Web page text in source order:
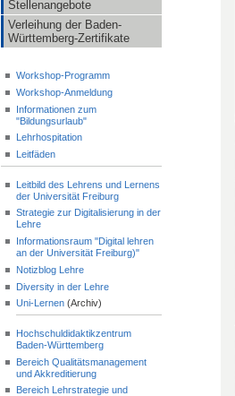
Stellenangebote
Verleihung der Baden-
Württemberg-Zertifikate
Workshop-Programm
Workshop-Anmeldung
Informationen zum
"Bildungsurlaub"
Lehrhospitation
Leitfäden
Leitbild des Lehrens und Lernens
der Universität Freiburg
Strategie zur Digitalisierung in der
Lehre
Informationsraum "Digital lehren
an der Universität Freiburg)"
Notizblog Lehre
Diversity in der Lehre
Uni-Lernen(Archiv)
Hochschuldidaktikzentrum
Baden-Württemberg
Bereich Qualitätsmanagement
und Akkreditierung
Bereich Lehrstrategie und